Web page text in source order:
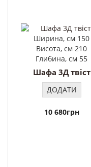
Ширина, см 150
Висота, см 210
Глибина, см 55
Шафа 3Д твіст
ДОДАТИ
10 680грн